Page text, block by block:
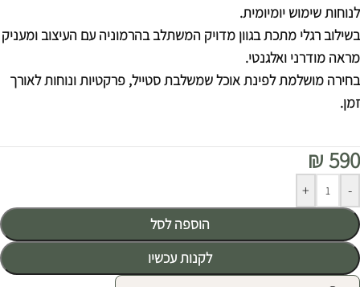
לנוחות שימוש יומיומית.
בשילוב רגלי מתכת בגוון מדויק המשתלב בהרמוניה עם העיצוב ומעניק
מראה מודרני ואלגנטי.
בחירה מושלמת לפינת אוכל שמשלבת סטייל, פרקטיות ונוחות לאורך
זמן.
₪590
-
+
הוספה לסל
לקנות עכשיו
Alternative: